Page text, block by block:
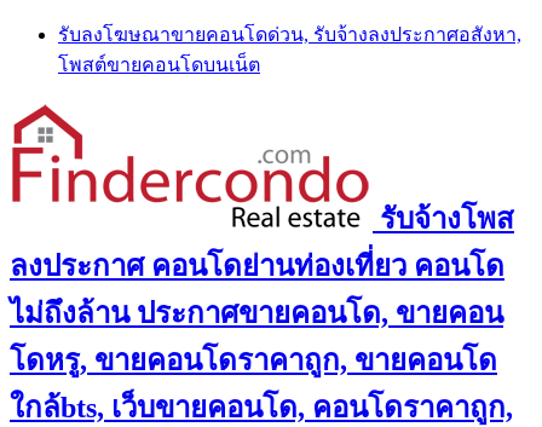
Skip
content
รับลงโฆษณาขายคอนโดด่วน, รับจ้างลงประกาศอสังหา,
โพสต์ขายคอนโดบนเน็ต
รับจ้างโพส
ลงประกาศ คอนโดย่านท่องเที่ยว คอนโด
ไม่ถึงล้าน ประกาศขายคอนโด, ขายคอน
โดหรู, ขายคอนโดราคาถูก, ขายคอนโด
ใกล้bts, เว็บขายคอนโด, คอนโดราคาถูก,